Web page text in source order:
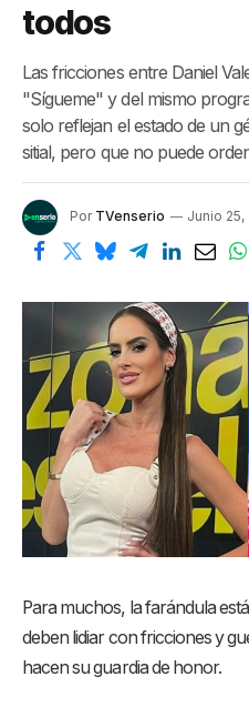
todos
Las fricciones entre Daniel
"Sígueme" y del mismo
solo reflejan el estado de un
sitial, pero que no puede
Por TVenserio Junio 25,
Para muchos, la farándula
deben lidiar con fricciones y
hacen su guardia de honor.